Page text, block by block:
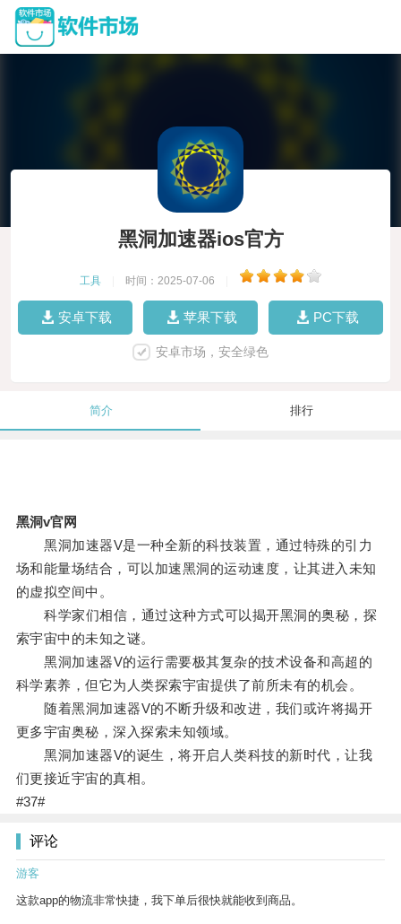
黑洞加速器ios官方
工具 时间：2025-07-06
安卓下载 苹果下载 PC下载
安卓市场，安全绿色
简介 排行
黑洞v官网
黑洞加速器V是一种全新的科技装置，通过特殊的引力
场和能量场结合，可以加速黑洞的运动速度，让其进入未知
的虚拟空间中。
科学家们相信，通过这种方式可以揭开黑洞的奥秘，探
索宇宙中的未知之谜。
黑洞加速器V的运行需要极其复杂的技术设备和高超的
科学素养，但它为人类探索宇宙提供了前所未有的机会。
随着黑洞加速器V的不断升级和改进，我们或许将揭开
更多宇宙奥秘，深入探索未知领域。
黑洞加速器V的诞生，将开启人类科技的新时代，让我
们更接近宇宙的真相。
#37#
评论
游客
这款app的物流非常快捷，我下单后很快就能收到商品。